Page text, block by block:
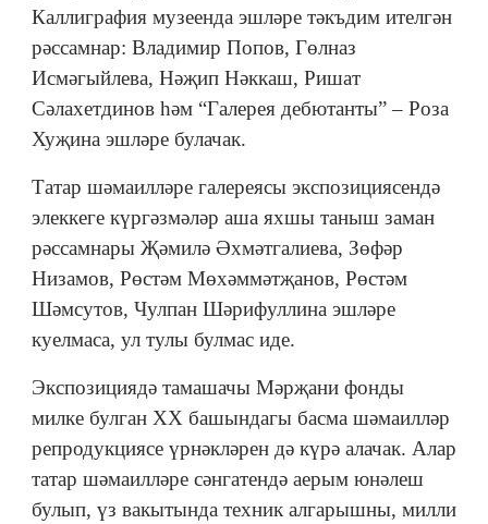
Каллиграфия музеенда эшләре тәкъдим ителгән
рәссамнар: Владимир Попов, Гөлназ
Исмәгыйлева, Нәҗип Нәккаш, Ришат
Сәлахетдинов һәм “Галерея дебютанты” – Роза
Хуҗина эшләре булачак.
Татар шәмаилләре галереясы экспозициясендә
элеккеге күргәзмәләр аша яхшы таныш заман
рәссамнары Җәмилә Әхмәтгалиева, Зөфәр
Низамов, Рөстәм Мөхәммәтҗанов, Рөстәм
Шәмсутов, Чулпан Шәрифуллина эшләре
куелмаса, ул тулы булмас иде.
Экспозициядә тамашачы Мәрҗани фонды
милке булган ХХ башындагы басма шәмаилләр
репродукциясе үрнәкләрен дә күрә алачак. Алар
татар шәмаилләре сәнгатендә аерым юнәлеш
булып, үз вакытында техник алгарышны, милли